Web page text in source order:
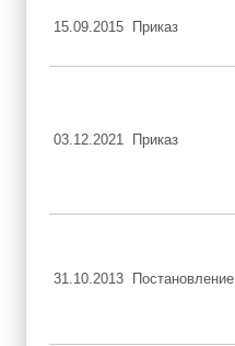
15.09.2015 Приказ
03.12.2021 Приказ
31.10.2013 Постановление